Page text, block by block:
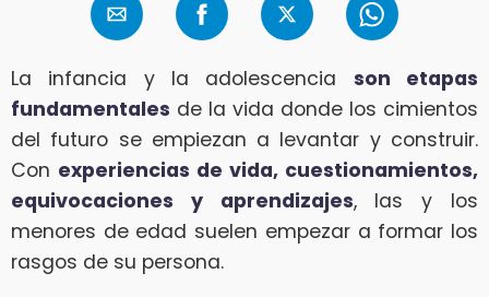
La infancia y la adolescencia son etapas
fundamentales de la vida donde los cimientos
del futuro se empiezan a levantar y construir.
Con experiencias de vida, cuestionamientos,
equivocaciones y aprendizajes, las y los
menores de edad suelen empezar a formar los
rasgos de su persona.